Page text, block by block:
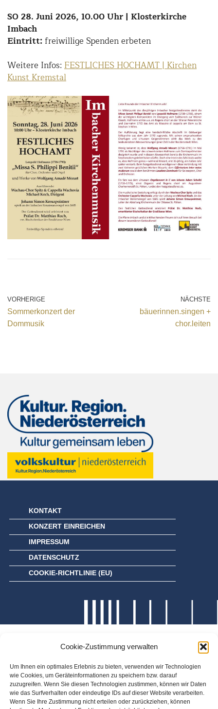
Cookie-Zustimmung verwalten
Um Ihnen ein optimales Erlebnis zu bieten, verwenden wir Technologien
wie Cookies, um Geräteinformationen zu speichern bzw. darauf
zuzugreifen. Wenn Sie diesen Technologien zustimmen, können wir Daten
wie das Surfverhalten oder eindeutige IDs auf dieser Website verarbeiten.
Wenn Sie Ihre Zustimmung nicht erteilen oder zurückziehen, können
SO 28. Juni 2026, 10.00 Uhr | Klosterkirche
Imbach
Eintritt:freiwillige Spenden erbeten
Weitere Infos: FESTLICHES HOCHAMT | Kirchen
Kunst Kremstal
VORHERIGE
Sommerkonzert der
Dommusik
NÄCHSTE
bäuerinnen.singen +
chor.leiten
KONTAKT
KONZERT EINREICHEN
IMPRESSUM
DATENSCHUTZ
COOKIE-RICHTLINIE (EU)